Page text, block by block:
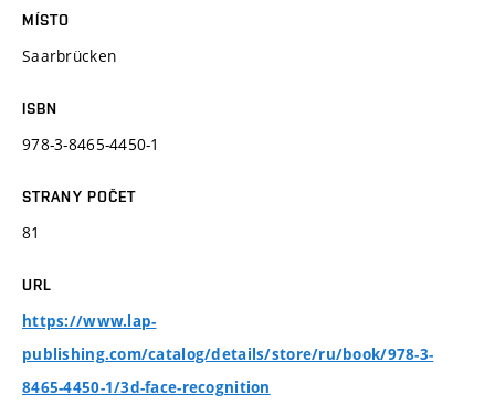
MÍSTO
Saarbrücken
ISBN
978-3-8465-4450-1
STRANY POČET
81
URL
https://www.lap-
publishing.com/catalog/details/store/ru/book/978-3-
8465-4450-1/3d-face-recognition